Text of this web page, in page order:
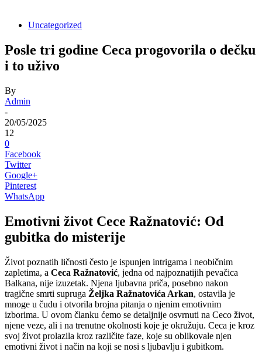
Uncategorized
Posle tri godine Ceca progovorila o dečku
i to uživo
By
Admin
-
20/05/2025
12
0
Facebook
Twitter
Google+
Pinterest
WhatsApp
Emotivni život Cece Ražnatović: Od
gubitka do misterije
Život poznatih ličnosti često je ispunjen intrigama i neobičnim
zapletima, a Ceca Ražnatović, jedna od najpoznatijih pevačica
Balkana, nije izuzetak. Njena ljubavna priča, posebno nakon
tragične smrti supruga Željka Ražnatovića Arkan, ostavila je
mnoge u čudu i otvorila brojna pitanja o njenim emotivnim
izborima. U ovom članku ćemo se detaljnije osvrnuti na Ceco život,
njene veze, ali i na trenutne okolnosti koje je okružuju. Ceca je kroz
svoj život prolazila kroz različite faze, koje su oblikovale njen
emotivni život i način na koji se nosi s ljubavlju i gubitkom.